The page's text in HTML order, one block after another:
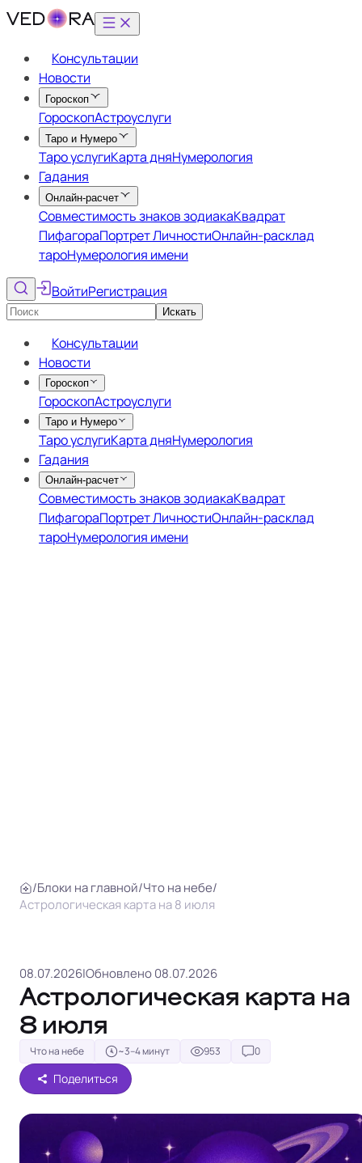
/Блоки на главной/Что на небе/
Астрологическая карта на 8 июля
08.07.2026|Обновлено 08.07.2026
Астрологическая карта на
8 июля
Что на небе ~3–4 минут 953 0
Поделиться